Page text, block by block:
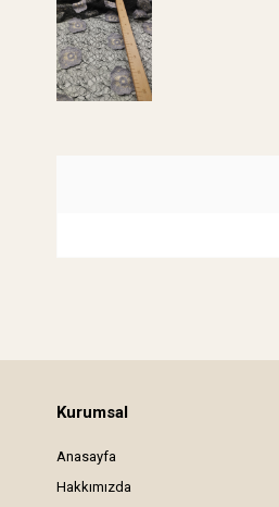
Kurumsal
Anasayfa
Hakkımızda